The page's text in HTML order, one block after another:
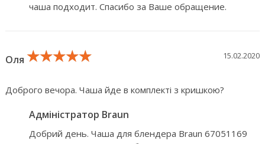
чаша подходит. Спасибо за Ваше обращение.
Оля ★★★★★
★★★★★
★★★★★ 15.02.2020
Доброго вечора. Чаша йде в комплекті з кришкою?
Адміністратор Braun
Добрий день. Чаша для блендера Braun 67051169